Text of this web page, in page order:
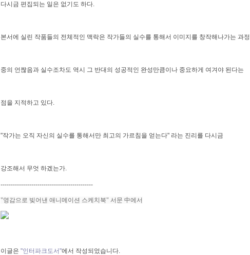
다시금 편집되는 일은 없기도 하다.
본서에 실린 작품들의 전체적인 맥락은 작가들의 실수를 통해서 이미지를 창작해나가는 과정
중의 언짢음과 실수조차도 역시 그 반대의 성공적인 완성만큼이나 중요하게 여겨야 된다는
점을 지적하고 있다.
"작가는 오직 자신의 실수를 통해서만 최고의 가르침을 얻는다" 라는 진리를 다시금
강조해서 무엇 하겠는가.
---------------------------------------------
"영감으로 빚어낸 애니메이션 스케치북" 서문 中에서
이글은 "인터파크도서"에서 작성되었습니다.